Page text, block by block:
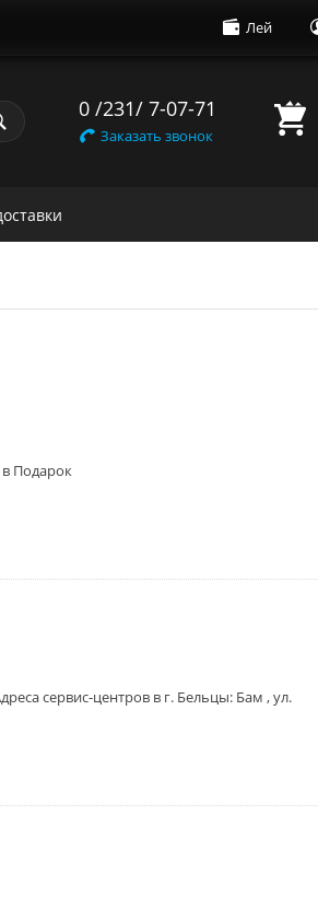
Лей
0 /231/ 7-07-71
Заказать звонок
Подарок
сервис-центров в г. Бельцы: Бам , ул.